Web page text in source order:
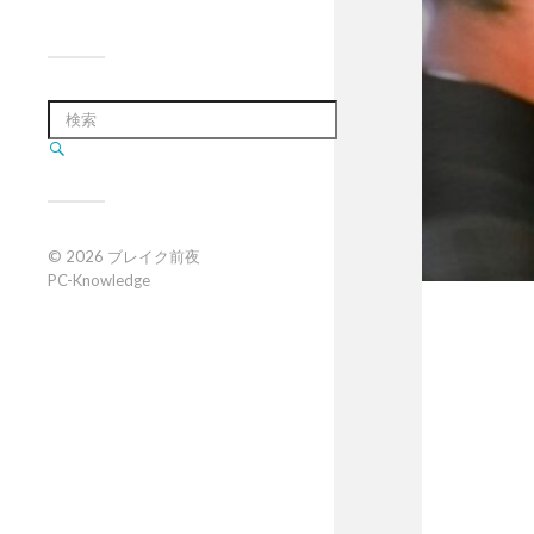
© 2026 ブレイク前夜
PC-Knowledge